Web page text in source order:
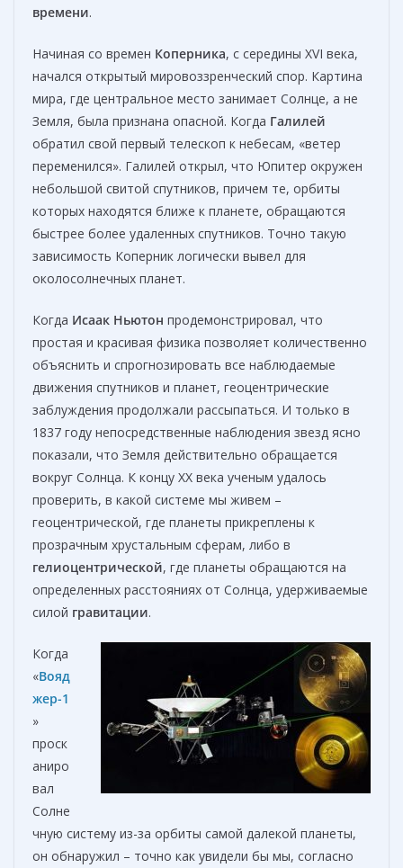
времени.
Начиная со времен Коперника, с середины XVI века,
начался открытый мировоззренческий спор. Картина
мира, где центральное место занимает Солнце, а не
Земля, была признана опасной. Когда Галилей
обратил свой первый телескоп к небесам, «ветер
переменился». Галилей открыл, что Юпитер окружен
небольшой свитой спутников, причем те, орбиты
которых находятся ближе к планете, обращаются
быстрее более удаленных спутников. Точно такую
зависимость Коперник логически вывел для
околосолнечных планет.
Когда Исаак Ньютон продемонстрировал, что
простая и красивая физика позволяет количественно
объяснить и спрогнозировать все наблюдаемые
движения спутников и планет, геоцентрические
заблуждения продолжали рассыпаться. И только в
1837 году непосредственные наблюдения звезд ясно
показали, что Земля действительно обращается
вокруг Солнца. К концу XX века ученым удалось
проверить, в какой системе мы живем –
геоцентрической, где планеты прикреплены к
прозрачным хрустальным сферам, либо в
гелиоцентрической, где планеты обращаются на
определенных расстояниях от Солнца, удерживаемые
силой гравитации.
Когда
«Вояд
жер-1
»
проск
аниро
вал
Солне
чную систему из-за орбиты самой далекой планеты,
он обнаружил – точно как увидели бы мы, согласно